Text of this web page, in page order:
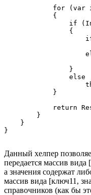
for (var
            {
if
                {
                }
                else
            }
return
        }
    }
Данный хелпер
передается массив
а значения содержат
массив вида [ключ11,
справочников (как бы